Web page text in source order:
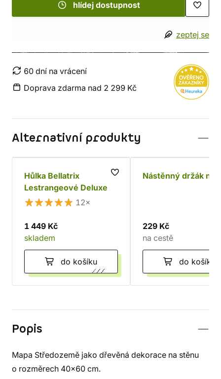
hlídej dostupnost
zeptej se
60 dní na vrácení
Doprava zdarma nad 2 299 Kč
Alternativní produkty
Hůlka Bellatrix
Lestrangeové Deluxe
12×
1 449 Kč
skladem
do košíku
Nástěnný držák na
229 Kč
na cestě
do košíku
Popis
Mapa Středozemě jako dřevěná dekorace na stěnu
o rozměrech 40x60 cm.